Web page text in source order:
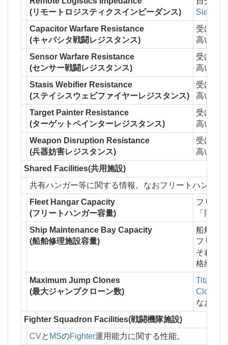
(リモートロジスティクスインピーダンス)
Siege
Capacitor Warfare Resistance
(キャパシタ戦闘レジスタンス)
受ける
高いほ
Sensor Warfare Resistance
(センサー戦闘レジスタンス)
受ける
高いほ
Stasis Webifier Resistance
(ステイシスウェビファイヤーレジスタンス)
受ける
高いほ
Target Painter Resistance
(ターゲットペインターレジスタンス)
受ける
高いほ
Weapon Disruption Resistance
(兵器妨害レジスタンス)
受ける
高いほ
Shared Facilities(共用施設)
共有ハンガー等に関する情報。なおフリートハンガー
Fleet Hangar Capacity
(フリートハンガー容量)
フリー
「同じ
Ship Maintenance Bay Capacity
(船舶修理施設容量)
船舶修
フリー
それだ
格納す
Maximum Jump Clones
(最大ジャンプクローン数)
Titan
Clone
なお、
Fighter Squadron Facilities(戦闘機隊施設)
CVと MSのFighter運用能力に関する性能。